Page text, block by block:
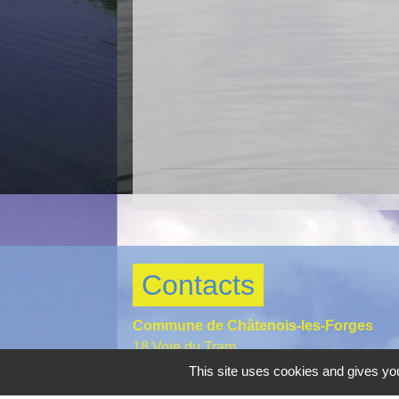
Contacts
Commune de Châtenois-les-Forges
18 Voie du Tram
90700 Châtenois-les-Forges - FRANCE
This site uses cookies and gives